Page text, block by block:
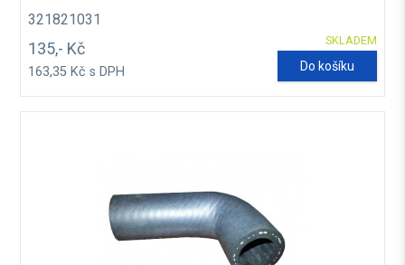
321821031
SKLADEM
135,- Kč
163,35 Kč s DPH Do košíku